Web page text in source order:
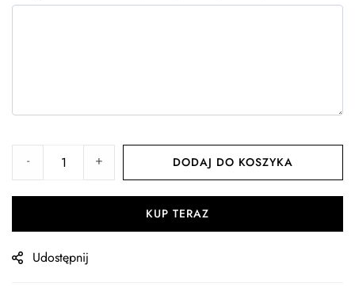
- + DODAJ DO KOSZYKA
KUP TERAZ
Udostępnij